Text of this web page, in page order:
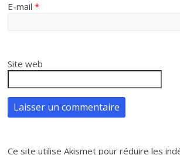
E-mail*
Site web
Ce site utilise Akismet pour réduire les